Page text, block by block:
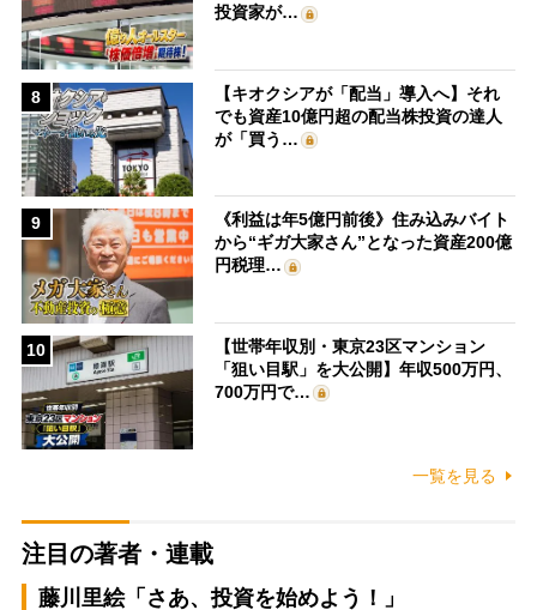
投資家が…
8
【キオクシアが「配当」導入へ】それ
でも資産10億円超の配当株投資の達人
が「買う…
9
《利益は年5億円前後》住み込みバイト
から“ギガ大家さん”となった資産200億
円税理…
10
【世帯年収別・東京23区マンション
「狙い目駅」を大公開】年収500万円、
700万円で…
一覧を見る
注目の著者・連載
藤川里絵「さあ、投資を始めよう！」